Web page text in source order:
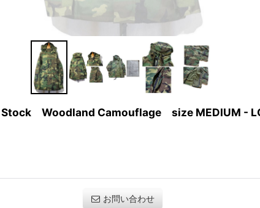
Stock Woodland Camouflage size MEDIUM -
お問い合わせ